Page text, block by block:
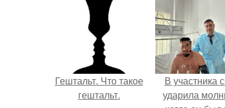
Гештальт. Что такое
гештальт.
В участника
ударила